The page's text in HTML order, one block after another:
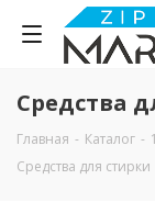
Средства
Главная - Каталог -
Средства для стирки